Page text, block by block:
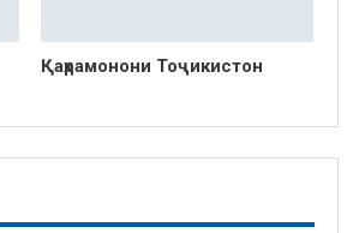
Қаҳрамонони Тоҷикистон